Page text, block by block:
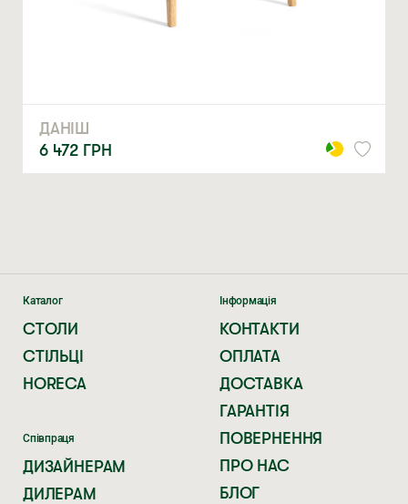
ДАНІШ
6 472 ГРН
Каталог
СТОЛИ
СТІЛЬЦІ
HORECA
Співпраця
ДИЗАЙНЕРАМ
ДИЛЕРАМ
Інформація
КОНТАКТИ
ОПЛАТА
ДОСТАВКА
ГАРАНТІЯ
ПОВЕРНЕННЯ
ПРО НАС
БЛОГ